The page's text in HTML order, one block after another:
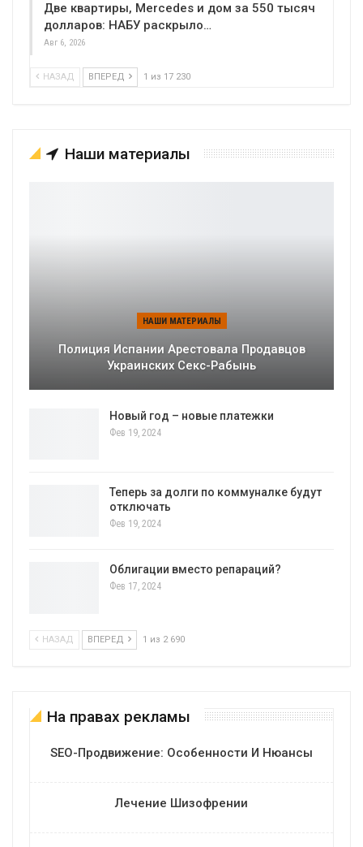
Две квартиры, Mercedes и дом за 550 тысяч
долларов: НАБУ раскрыло…
Авг 6, 2026
НАЗАД ВПЕРЕД 1 из 17 230
Наши материалы
НАШИ МАТЕРИАЛЫ
Полиция Испании Арестовала Продавцов
Украинских Секс-Рабынь
Новый год – новые платежки
Фев 19, 2024
Теперь за долги по коммуналке будут
отключать
Фев 19, 2024
Облигации вместо репараций?
Фев 17, 2024
НАЗАД ВПЕРЕД 1 из 2 690
На правах рекламы
SEO-Продвижение: Особенности И Нюансы
Лечение Шизофрении